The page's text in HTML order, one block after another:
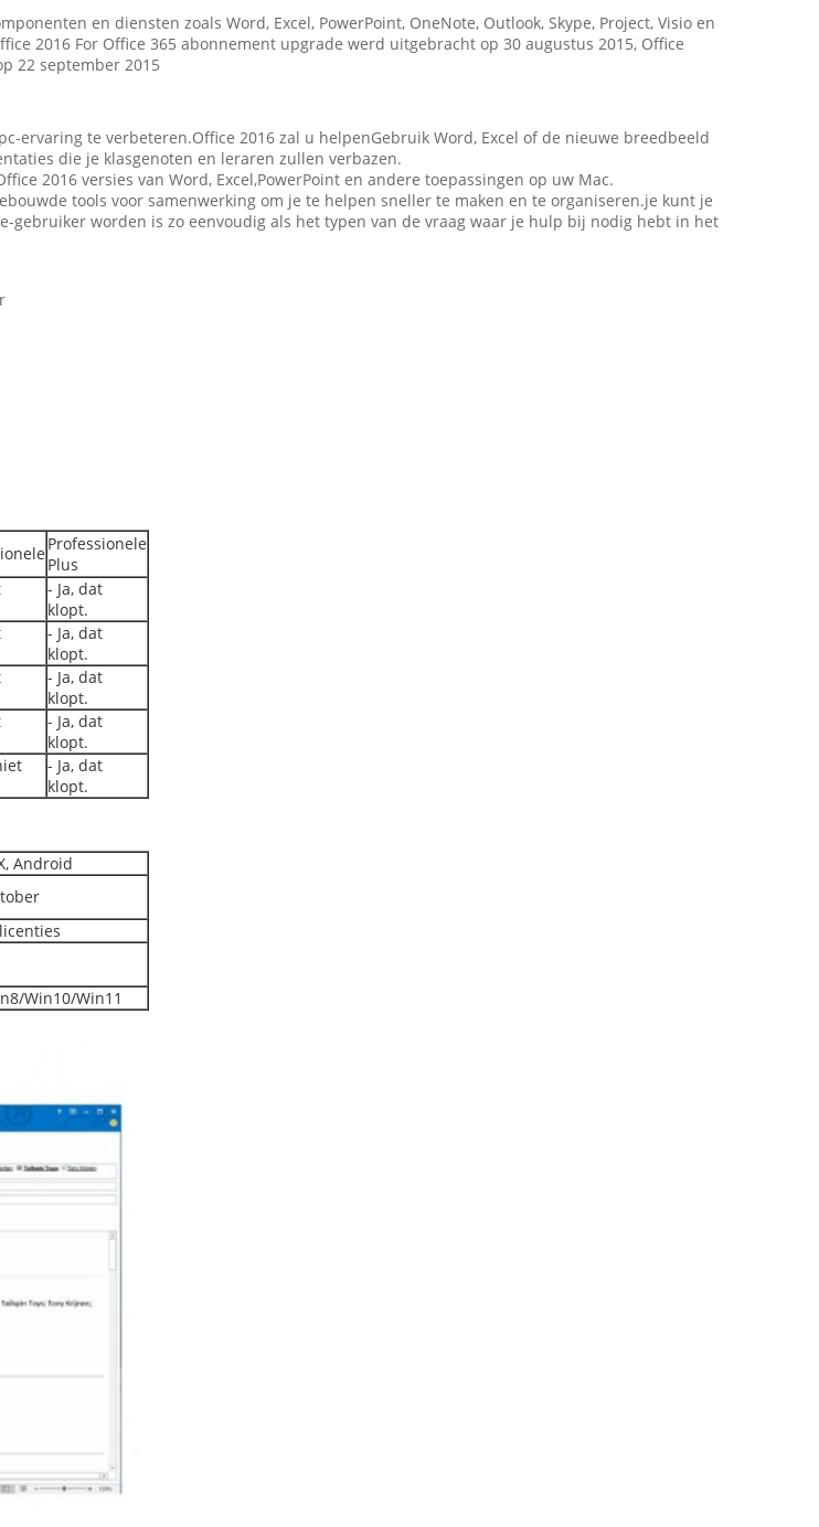
en diensten zoals Word, Excel, PowerPoint, OneNote, Outlook, Skype, Project, Visio en
2016 For Office 365 abonnement upgrade werd uitgebracht op 30 augustus 2015, Office
22 september 2015
ervaring te verbeteren.Office 2016 zal u helpenGebruik Word, Excel of de nieuwe breedbeeld
die je klasgenoten en leraren zullen verbazen.
2016 versies van Word, Excel,PowerPoint en andere toepassingen op uw Mac.
tools voor samenwerking om je te helpen sneller te maken en te organiseren.je kunt je
gebruiker worden is zo eenvoudig als het typen van de vraag waar je hulp bij nodig hebt in het
Professionele
Plus
- Ja, dat
klopt.
- Ja, dat
klopt.
- Ja, dat
klopt.
- Ja, dat
klopt.
- Ja, dat
klopt.
Android
Win10/Win11